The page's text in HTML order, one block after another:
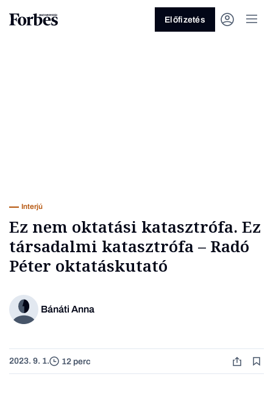
Előfizetés
Interjú
Ez nem oktatási katasztrófa. Ez
társadalmi katasztrófa – Radó
Péter oktatáskutató
Bánáti Anna
2023. 9. 1. 12 perc